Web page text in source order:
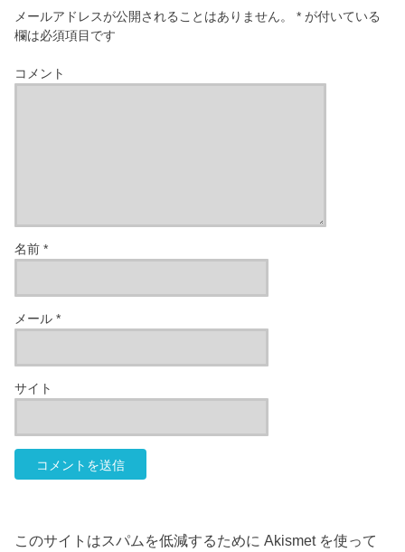
メールアドレスが公開されることはありません。 * が付いている
欄は必須項目です
コメント
名前*
メール*
サイト
このサイトはスパムを低減するために Akismet を使って